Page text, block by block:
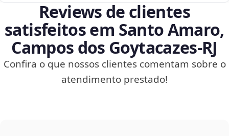
Reviews de clientes
satisfeitos em Santo Amaro,
Campos dos Goytacazes‑RJ
Confira o que nossos clientes comentam sobre o
atendimento prestado!